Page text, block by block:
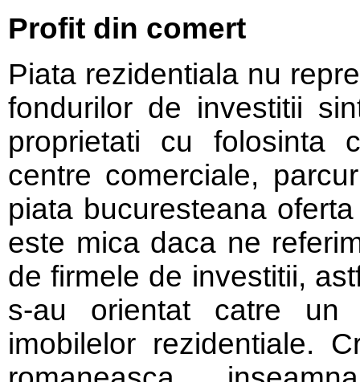
Profit din comert
Piata rezidentiala nu
fondurilor de investitii
proprietati cu folosinta
centre comerciale,
piata bucuresteana
este mica daca ne
de firmele de investitii,
s-au orientat catre
imobilelor rezidentiale.